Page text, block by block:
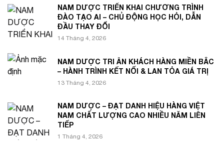
NAM DƯỢC TRIỂN KHAI CHƯƠNG TRÌNH
ĐÀO TẠO AI – CHỦ ĐỘNG HỌC HỎI, DẪN
ĐẦU THAY ĐỔI
14 Tháng 4, 2026
NAM DƯỢC TRI ÂN KHÁCH HÀNG MIỀN BẮC
– HÀNH TRÌNH KẾT NỐI & LAN TỎA GIÁ TRỊ
13 Tháng 4, 2026
NAM DƯỢC – ĐẠT DANH HIỆU HÀNG VIỆT
NAM CHẤT LƯỢNG CAO NHIỀU NĂM LIÊN
TIẾP
1 Tháng 4, 2026